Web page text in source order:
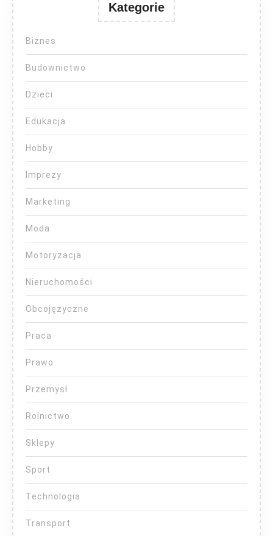
Kategorie
Biznes
Budownictwo
Dzieci
Edukacja
Hobby
Imprezy
Marketing
Moda
Motoryzacja
Nieruchomości
Obcojęzyczne
Praca
Prawo
Przemysł
Rolnictwo
Sklepy
Sport
Technologia
Transport